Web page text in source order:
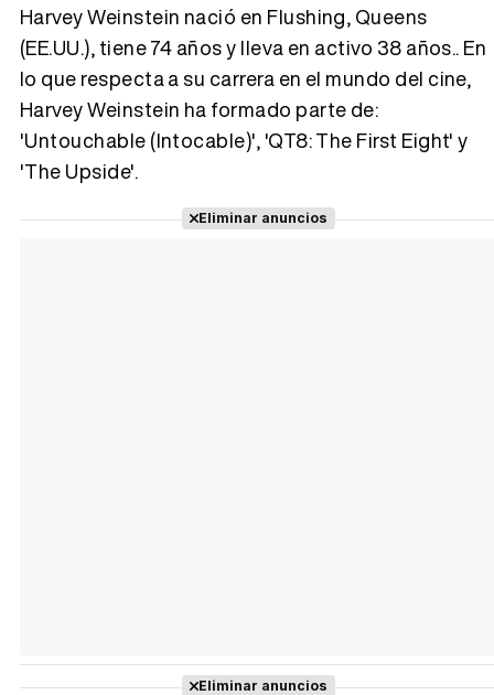
Tráiler 'Vida perra' (2026)
Harvey Weinstein nació en Flushing, Queens
(EE.UU.), tiene 74 años y lleva en activo 38 años.. En
lo que respecta a su carrera en el mundo del cine,
Harvey Weinstein ha formado parte de:
'Untouchable (Intocable)', 'QT8: The First Eight' y
'The Upside'.
Eliminar anuncios
Eliminar anuncios